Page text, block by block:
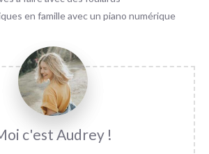
en famille avec un piano numérique
Audrey